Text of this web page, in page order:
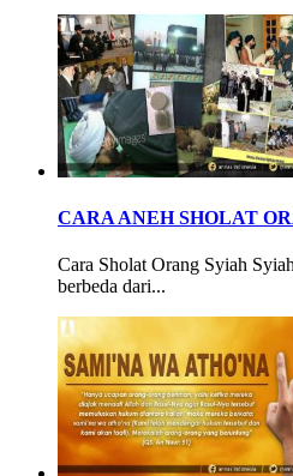
CARA ANEH SHOLAT
Cara Sholat Orang Syiah
berbeda dari...